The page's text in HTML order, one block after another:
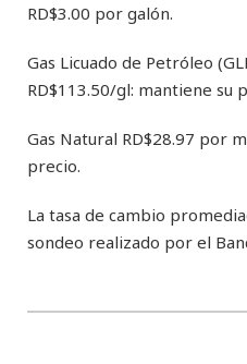
RD$3.00 por galón.
Gas Licuado de Petróleo
RD$113.50/gl: mantiene su
Gas Natural RD$28.97 por
precio.
La tasa de cambio
sondeo realizado por el